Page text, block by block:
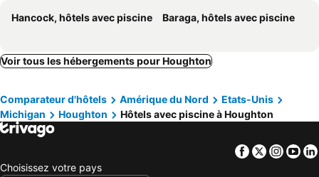
Hancock, hôtels avec piscine Baraga, hôtels avec piscine
Voir tous les hébergements pour Houghton
Comparateur d'hôtels Amérique du Nord
Etats-Unis
Michigan
Houghton Hôtels avec piscine à Houghton
Facebook
Twitter
Choisissez votre pays